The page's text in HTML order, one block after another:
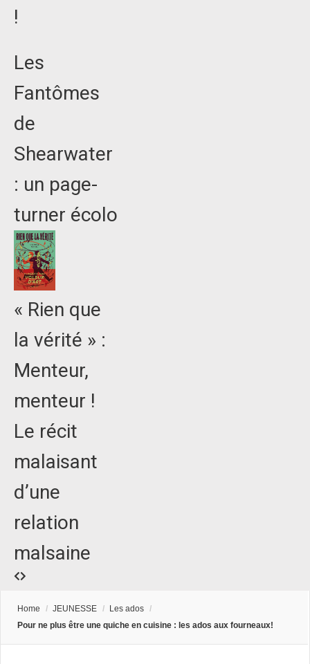
!
Les
Fantômes
de
Shearwater
: un page-
turner écolo
« Rien que
la vérité » :
Menteur,
menteur !
Le récit
malaisant
d’une
relation
malsaine
Home / JEUNESSE / Les ados /
Pour ne plus être une quiche en cuisine : les ados aux fourneaux!